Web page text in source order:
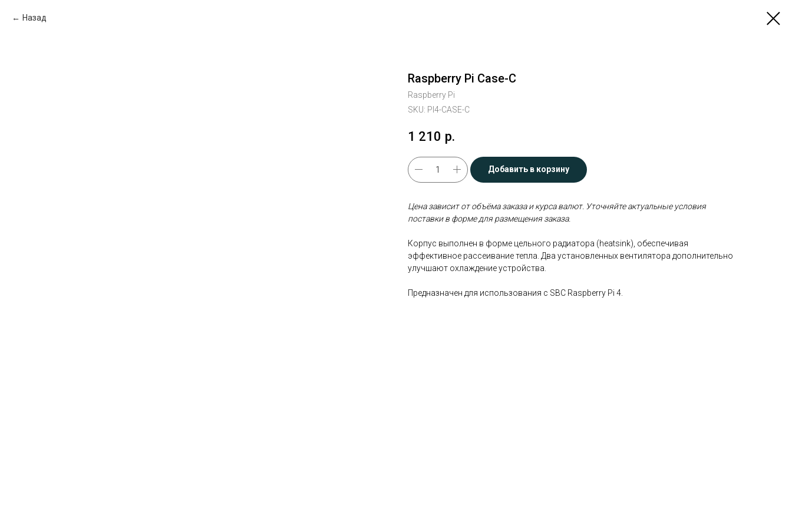
Назад
Raspberry Pi Case-C
Raspberry Pi
SKU: PI4-CASE-C
1 210 р.
Добавить в корзину
Цена зависит от объёма заказа и курса валют. Уточняйте актуальные условия
поставки в форме для размещения заказа.
Корпус выполнен в форме цельного радиатора (heatsink), обеспечивая
эффективное рассеивание тепла. Два установленных вентилятора дополнительно
улучшают охлаждение устройства.
Предназначен для использования с SBC Raspberry Pi 4.